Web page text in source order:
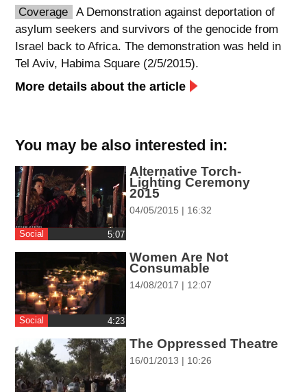
spellcheck
גופן קריא
ניגודיות צבעים
קישורים
font_download
סימון קישורים
cached
איפוס
flag
השארת
Coverage
A Demonstration against deportation of
asylum seekers and survivors of the genocide from
Israel back to Africa. The demonstration was held in
Tel Aviv, Habima Square (2/5/2015).
More details about the article
You may be also interested in:
Social ‎5:07
Alternative Torch-
Lighting Ceremony
2015
04/05/2015 | 16:32
Social ‎4:23
Women Are Not
Consumable
14/08/2017 | 12:07
The Oppressed Theatre
16/01/2013 | 10:26